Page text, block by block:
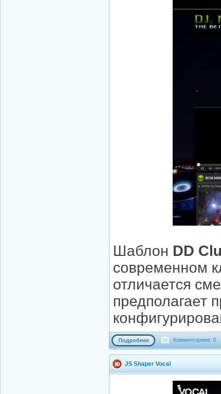
Шаблон DD
современном
отличается
предполагает
Подробнее Комментариев: 0
JS Shaper Vocal